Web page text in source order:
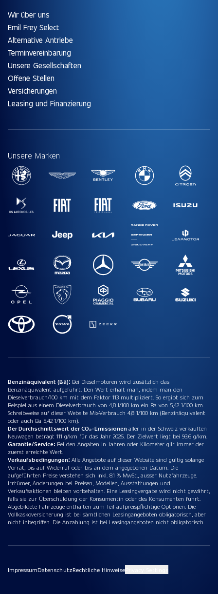
Wir über uns
Emil Frey Select
Alternative Antriebe
Terminvereinbarung
Unsere Gesellschaften
Offene Stellen
Versicherungen
Leasing und Finanzierung
Unsere Marken
Benzinäquivalent (Bä): Bei Dieselmotoren wird zusätzlich das
Benzinäquivalent aufgeführt. Den Wert erhält man, indem man den
Dieselverbrauch/100 km mit dem Faktor 113 multipliziert. So ergibt sich zum
Beispiel aus einem Dieselverbrauch von 4,8 l/100 km ein Ba von 5,42 1/100 km.
Schreibweise auf dieser Website Mix-Verbrauch 4,8 1/100 km (Benzinäquivalent
oder auch Ba 5,42 1/100 km).
Der Durchschnittswert der CO₂-Emissionenaller in der Schweiz verkauften
Neuwagen beträgt 111 g/km für das Jahr 2026. Der Zielwert liegt bei 93.6 g/km.
Garantie/Service: Bei den Angaben in Jahren oder Kilometer gilt immer der
zuerst erreichte Wert.
Verkaufsbedingungen: Alle Angebote auf dieser Website sind gültig solange
Vorrat, bis auf Widerruf oder bis an dem angegebenen Datum. Die
aufgeführten Preise verstehen sich inkl. 8.1 % MwSt., ausser Nutzfahrzeuge.
Irrtümer, Änderungen bei Preisen, Modellen, Ausstattungen und
Verkaufsaktionen bleiben vorbehalten. Eine Leasingvergabe wird nicht gewährt,
falls sie zur Überschuldung der Konsumentin oder des Konsumenten führt.
Abgebildete Fahrzeuge enthalten zum Teil aufpreispflichtige Optionen. Die
Vollkaskoversicherung ist bei sämtlichen Leasingangeboten obligatorisch, aber
nicht inbegriffen. Die Anzahlung ist bei Leasingangeboten nicht obligatorisch.
ImpressumDatenschutzRechtliche Hinweise